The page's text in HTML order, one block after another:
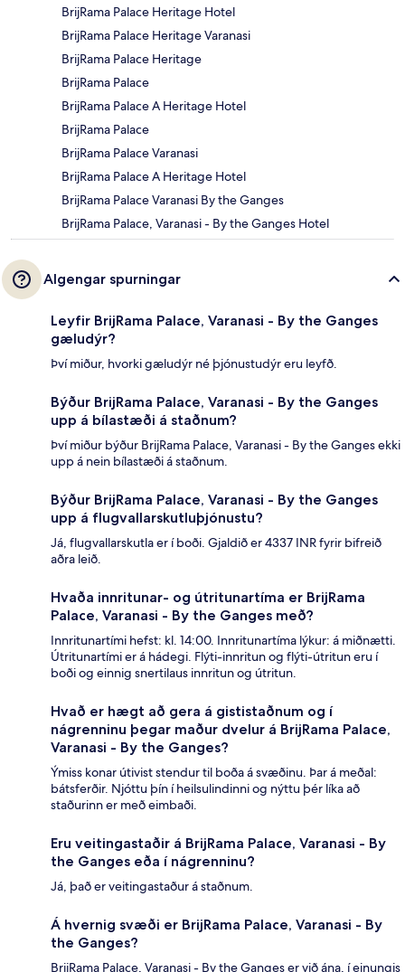
BrijRama Palace Heritage Hotel
BrijRama Palace Heritage Varanasi
BrijRama Palace Heritage
BrijRama Palace
BrijRama Palace A Heritage Hotel
BrijRama Palace
BrijRama Palace Varanasi
BrijRama Palace A Heritage Hotel
BrijRama Palace Varanasi By the Ganges
BrijRama Palace, Varanasi - By the Ganges Hotel
Algengar spurningar
Leyfir BrijRama Palace, Varanasi - By the Ganges
gæludýr?
Því miður, hvorki gæludýr né þjónustudýr eru leyfð.
Býður BrijRama Palace, Varanasi - By the Ganges
upp á bílastæði á staðnum?
Því miður býður BrijRama Palace, Varanasi - By the Ganges ekki
upp á nein bílastæði á staðnum.
Býður BrijRama Palace, Varanasi - By the Ganges
upp á flugvallarskutluþjónustu?
Já, flugvallarskutla er í boði. Gjaldið er 4337 INR fyrir bifreið
aðra leið.
Hvaða innritunar- og útritunartíma er BrijRama
Palace, Varanasi - By the Ganges með?
Innritunartími hefst: kl. 14:00. Innritunartíma lýkur: á miðnætti.
Útritunartími er á hádegi. Flýti-innritun og flýti-útritun eru í
boði og einnig snertilaus innritun og útritun.
Hvað er hægt að gera á gististaðnum og í
nágrenninu þegar maður dvelur á BrijRama Palace,
Varanasi - By the Ganges?
Ýmiss konar útivist stendur til boða á svæðinu. Þar á meðal:
bátsferðir. Njóttu þín í heilsulindinni og nýttu þér líka að
staðurinn er með eimbaði.
Eru veitingastaðir á BrijRama Palace, Varanasi - By
the Ganges eða í nágrenninu?
Já, það er veitingastaður á staðnum.
Á hvernig svæði er BrijRama Palace, Varanasi - By
the Ganges?
BrijRama Palace, Varanasi - By the Ganges er við ána, í einungis